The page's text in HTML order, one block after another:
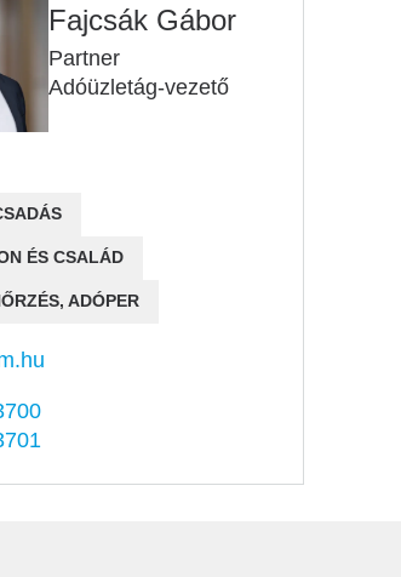
Fajcsák Gábor
Partner
Adóüzletág-vezető
ÉS CSALÁD
ADÓPER